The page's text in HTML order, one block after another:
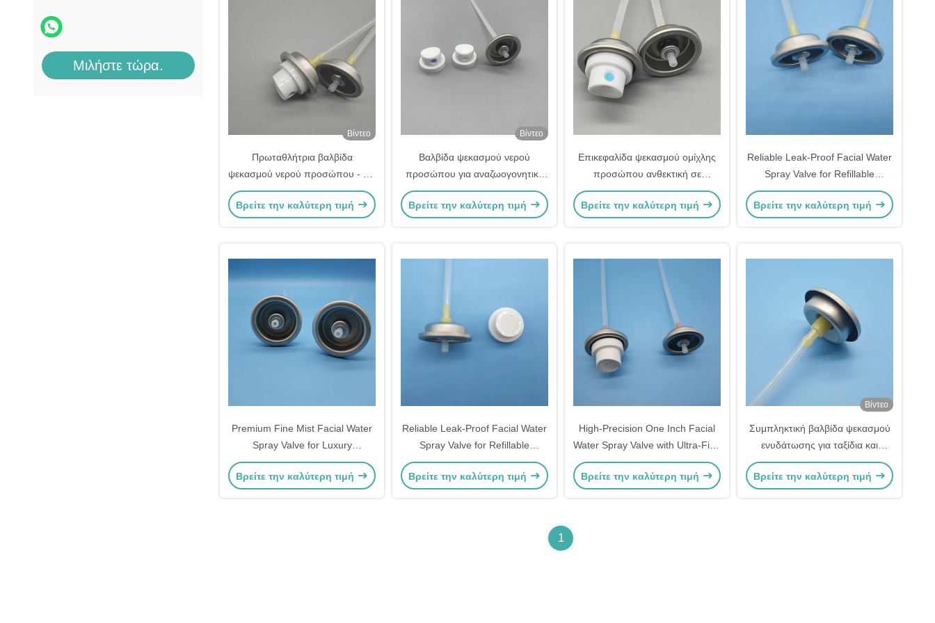
Μιλήστε τώρα.
Βίντεο
Πρωταθλήτρια βαλβίδα
ψεκασμού νερού προσώπου - Για
αναζωογονητικό δέρμα και
ενυδάτωση κατά την κίνηση -
Βρείτε την καλύτερη τιμή
Βίντεο
Βαλβίδα ψεκασμού νερού
προσώπου για αναζωογονητική
ενυδάτωση και φροντίδα του
δέρματος
Βρείτε την καλύτερη τιμή
Επικεφαλίδα ψεκασμού ομίχλης
προσώπου ανθεκτική σε
διαρροές για επαναγεμιστέα
μπουκάλια καλλυντικών
Βρείτε την καλύτερη τιμή
Reliable Leak-Proof Facial Water
Spray Valve for Refillable
Cosmetic Bottles and Sustainable
Brands with Secure Sealing
Βρείτε την καλύτερη τιμή
Premium Fine Mist Facial Water
Spray Valve for Luxury
Cosmetics and Skincare
Enthusiasts with Consistent
Βρείτε την καλύτερη τιμή
Reliable Leak-Proof Facial Water
Spray Valve for Refillable
Cosmetic Bottles and Sustainable
Brands with Secure Sealing
Βρείτε την καλύτερη τιμή
High-Precision One Inch Facial
Water Spray Valve with Ultra-Fine
Mist for Skincare Hydration
Βρείτε την καλύτερη τιμή
Βίντεο
Συμπληκτική βαλβίδα ψεκασμού
ενυδάτωσης για ταξίδια και
φροντίδα του δέρματος εν κινήσει
Βρείτε την καλύτερη τιμή
1